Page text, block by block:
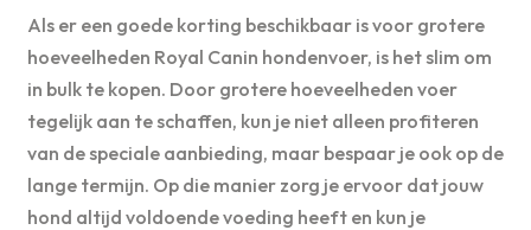
Als er een goede korting beschikbaar is voor grotere
hoeveelheden Royal Canin hondenvoer, is het slim om
in bulk te kopen. Door grotere hoeveelheden voer
tegelijk aan te schaffen, kun je niet alleen profiteren
van de speciale aanbieding, maar bespaar je ook op de
lange termijn. Op die manier zorg je ervoor dat jouw
hond altijd voldoende voeding heeft en kun je